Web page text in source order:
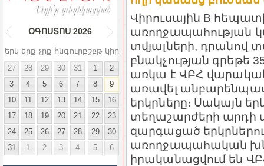
ՕԳՈՍՏՈՍ 2026
երկ երք չրք հնգուրբ շբթ կիր
27
28 29 30 31 1
2
3
4 5 6 7 8
9
10
11 12 13 14 15
16
17
18 19 20 21 22
23
24
25 26 27 28 29
30
31
1 2 3 4 5 6
Վիրուսային B
առողջապահության
տվյալների, դրանով
բնակչության գրեթե
առկա է ՎԲՀ
առավել
երկրները։ Սակայն
տեղաշարժերի արդի
զարգացած
առողջապահական
իրականացվում են